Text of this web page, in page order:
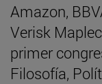
Amazon,
Verisk
primer
Filosofía,